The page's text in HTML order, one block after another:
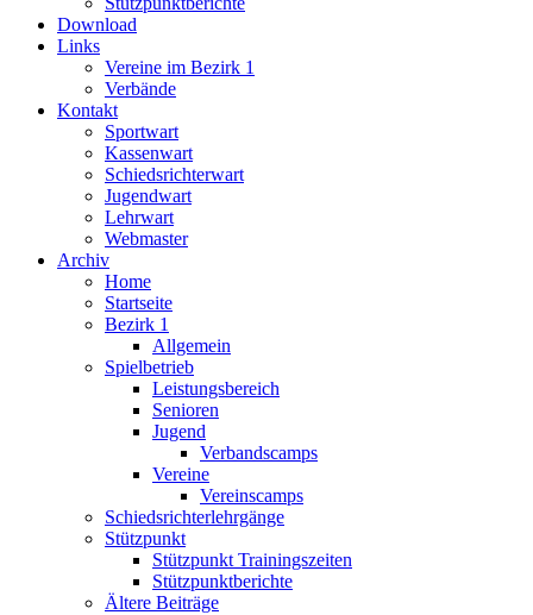
Download
Links
Vereine im Bezirk 1
Verbände
Kontakt
Sportwart
Kassenwart
Schiedsrichterwart
Jugendwart
Lehrwart
Webmaster
Archiv
Home
Startseite
Bezirk 1
Allgemein
Spielbetrieb
Leistungsbereich
Senioren
Jugend
Verbandscamps
Vereine
Vereinscamps
Schiedsrichterlehrgänge
Stützpunkt
Stützpunkt Trainingszeiten
Stützpunktberichte
Ältere Beiträge